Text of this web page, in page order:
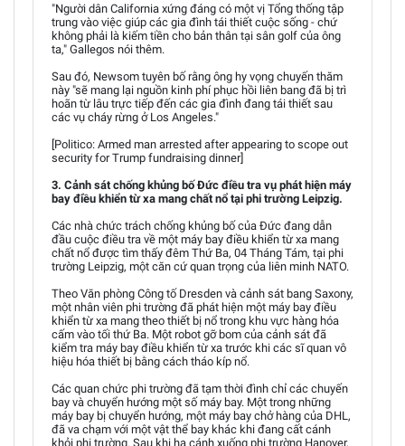
"Người dân California xứng đáng có một vị Tổng thống tập
trung vào việc giúp các gia đình tái thiết cuộc sống - chứ
không phải là kiếm tiền cho bản thân tại sân golf của ông
ta," Gallegos nói thêm.
Sau đó, Newsom tuyên bố rằng ông hy vọng chuyến thăm
này "sẽ mang lại nguồn kinh phí phục hồi liên bang đã bị trì
hoãn từ lâu trực tiếp đến các gia đình đang tái thiết sau
các vụ cháy rừng ở Los Angeles."
[Politico: Armed man arrested after appearing to scope out
security for Trump fundraising dinner]
3. Cảnh sát chống khủng bố Đức điều tra vụ phát hiện máy
bay điều khiển từ xa mang chất nổ tại phi trường Leipzig.
Các nhà chức trách chống khủng bố của Đức đang dẫn
đầu cuộc điều tra về một máy bay điều khiển từ xa mang
chất nổ được tìm thấy đêm Thứ Ba, 04 Tháng Tám, tại phi
trường Leipzig, một căn cứ quan trọng của liên minh NATO.
Theo Văn phòng Công tố Dresden và cảnh sát bang Saxony,
một nhân viên phi trường đã phát hiện một máy bay điều
khiển từ xa mang theo thiết bị nổ trong khu vực hàng hóa
cấm vào tối thứ Ba. Một robot gỡ bom của cảnh sát đã
kiểm tra máy bay điều khiển từ xa trước khi các sĩ quan vô
hiệu hóa thiết bị bằng cách tháo kíp nổ.
Các quan chức phi trường đã tạm thời đình chỉ các chuyến
bay và chuyển hướng một số máy bay. Một trong những
máy bay bị chuyển hướng, một máy bay chở hàng của DHL,
đã va chạm với một vật thể bay khác khi đang cất cánh
khỏi phi trường. Sau khi hạ cánh xuống phi trường Hanover,